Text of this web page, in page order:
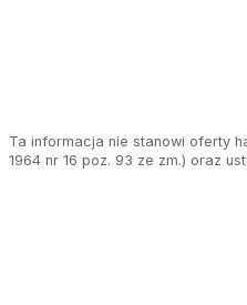
Ta informacja nie stanowi oferty
1964 nr 16 poz. 93 ze zm.) oraz